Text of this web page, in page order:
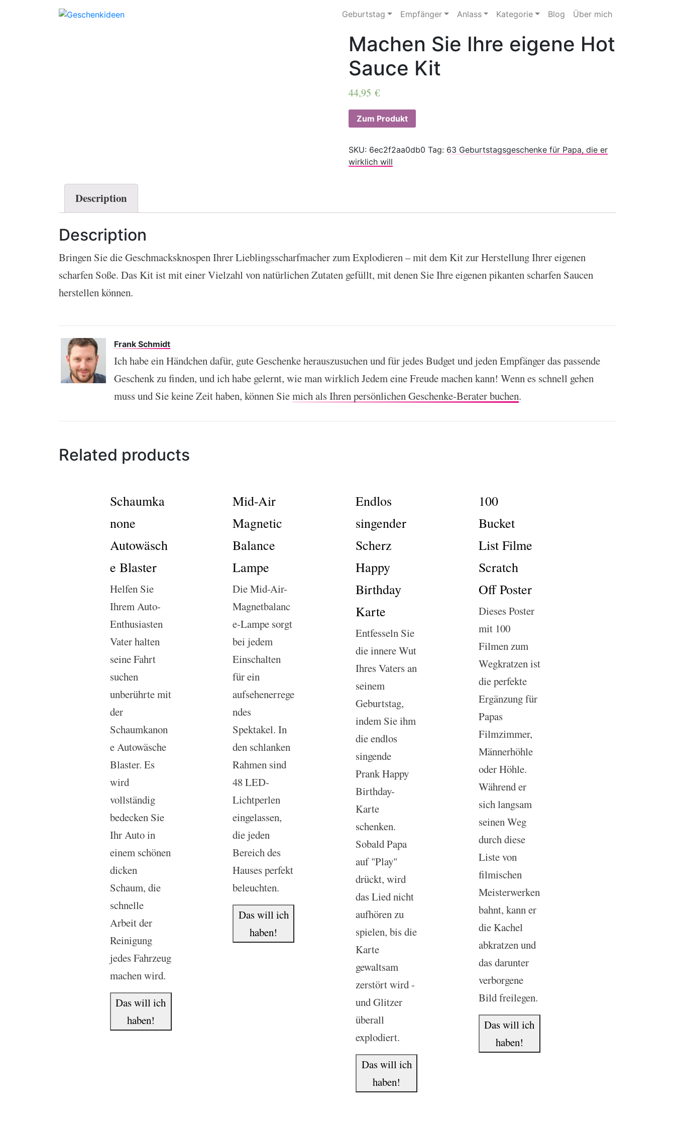
Geburtstag Empfänger Anlass Kategorie Blog Über mich
Machen Sie Ihre eigene Hot
Sauce Kit
44,95€
Zum Produkt
SKU: 6ec2f2aa0db0 Tag: 63 Geburtstagsgeschenke für Papa, die er
wirklich will
Description
Description
Bringen Sie die Geschmacksknospen Ihrer Lieblingsscharfmacher zum Explodieren – mit dem Kit zur Herstellung Ihrer eigenen
scharfen Soße. Das Kit ist mit einer Vielzahl von natürlichen Zutaten gefüllt, mit denen Sie Ihre eigenen pikanten scharfen Saucen
herstellen können.
Frank Schmidt
Ich habe ein Händchen dafür, gute Geschenke herauszusuchen und für jedes Budget und jeden Empfänger das passende
Geschenk zu finden, und ich habe gelernt, wie man wirklich Jedem eine Freude machen kann! Wenn es schnell gehen
muss und Sie keine Zeit haben, können Siemich als Ihren persönlichen Geschenke-Berater buchen.
Related products
Schaumka
none
Autowäsch
e Blaster
Helfen Sie
Ihrem Auto-
Enthusiasten
Vater halten
seine Fahrt
suchen
unberührte mit
der
Schaumkanon
e Autowäsche
Blaster. Es
wird
vollständig
bedecken Sie
Ihr Auto in
einem schönen
dicken
Schaum, die
schnelle
Arbeit der
Reinigung
jedes Fahrzeug
machen wird.
Das will ich
haben!
Mid-Air
Magnetic
Balance
Lampe
Die Mid-Air-
Magnetbalanc
e-Lampe sorgt
bei jedem
Einschalten
für ein
aufsehenerrege
ndes
Spektakel. In
den schlanken
Rahmen sind
48 LED-
Lichtperlen
eingelassen,
die jeden
Bereich des
Hauses perfekt
beleuchten.
Das will ich
haben!
Endlos
singender
Scherz
Happy
Birthday
Karte
Entfesseln Sie
die innere Wut
Ihres Vaters an
seinem
Geburtstag,
indem Sie ihm
die endlos
singende
Prank Happy
Birthday-
Karte
schenken.
Sobald Papa
auf "Play"
drückt, wird
das Lied nicht
aufhören zu
spielen, bis die
Karte
gewaltsam
zerstört wird -
und Glitzer
überall
explodiert.
Das will ich
haben!
100
Bucket
List Filme
Scratch
Off Poster
Dieses Poster
mit 100
Filmen zum
Wegkratzen ist
die perfekte
Ergänzung für
Papas
Filmzimmer,
Männerhöhle
oder Höhle.
Während er
sich langsam
seinen Weg
durch diese
Liste von
filmischen
Meisterwerken
bahnt, kann er
die Kachel
abkratzen und
das darunter
verborgene
Bild freilegen.
Das will ich
haben!